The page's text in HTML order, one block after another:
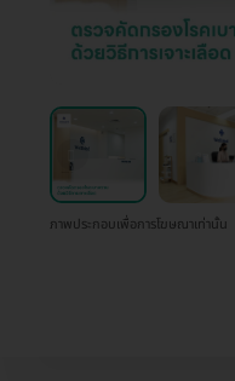
ภาพประกอบเพื่อการโฆษณาเท่านั้น